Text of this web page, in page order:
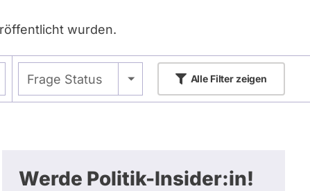
wurden.
Frage Status
- Alle - AlleFilter zeigen
Werde Politik-Insider:in!